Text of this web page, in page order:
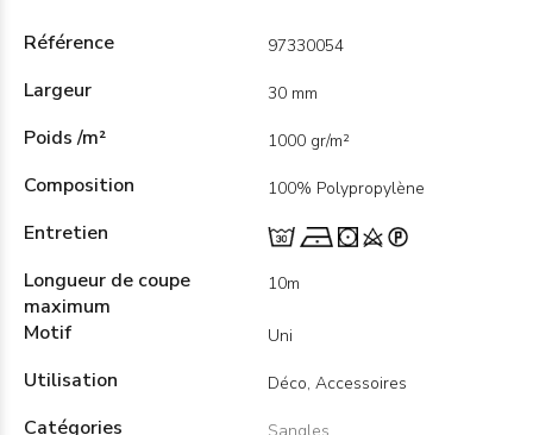
Référence 97330054
Largeur 30 mm
Poids /m² 1000 gr/m²
Composition 100% Polypropylène
Entretien
Longueur de coupe
maximum
10m
Motif Uni
Utilisation Déco, Accessoires
Catégories